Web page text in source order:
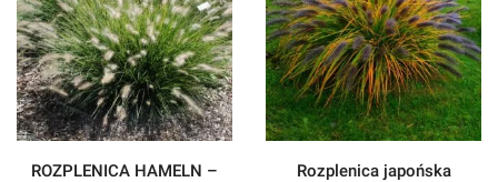
ROZPLENICA HAMELN –
Rozplenica japońska